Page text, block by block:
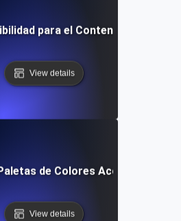
para el Contenido Web
View details
de Colores Accesibles?
View details